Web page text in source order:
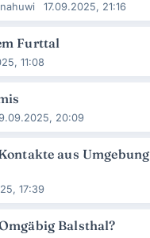
17.09.2025, 21:16
Furttal
11:08
20:09
aus Umgebung
17:39
Balsthal?